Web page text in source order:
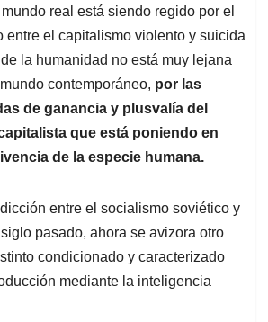
real está siendo regido por el
entre el capitalismo violento y suicida
la humanidad no está muy lejana
contemporáneo, por las
de ganancia y plusvalía del
que está poniendo en
de la especie humana.
entre el socialismo soviético y
pasado, ahora se avizora otro
condicionado y caracterizado
mediante la inteligencia